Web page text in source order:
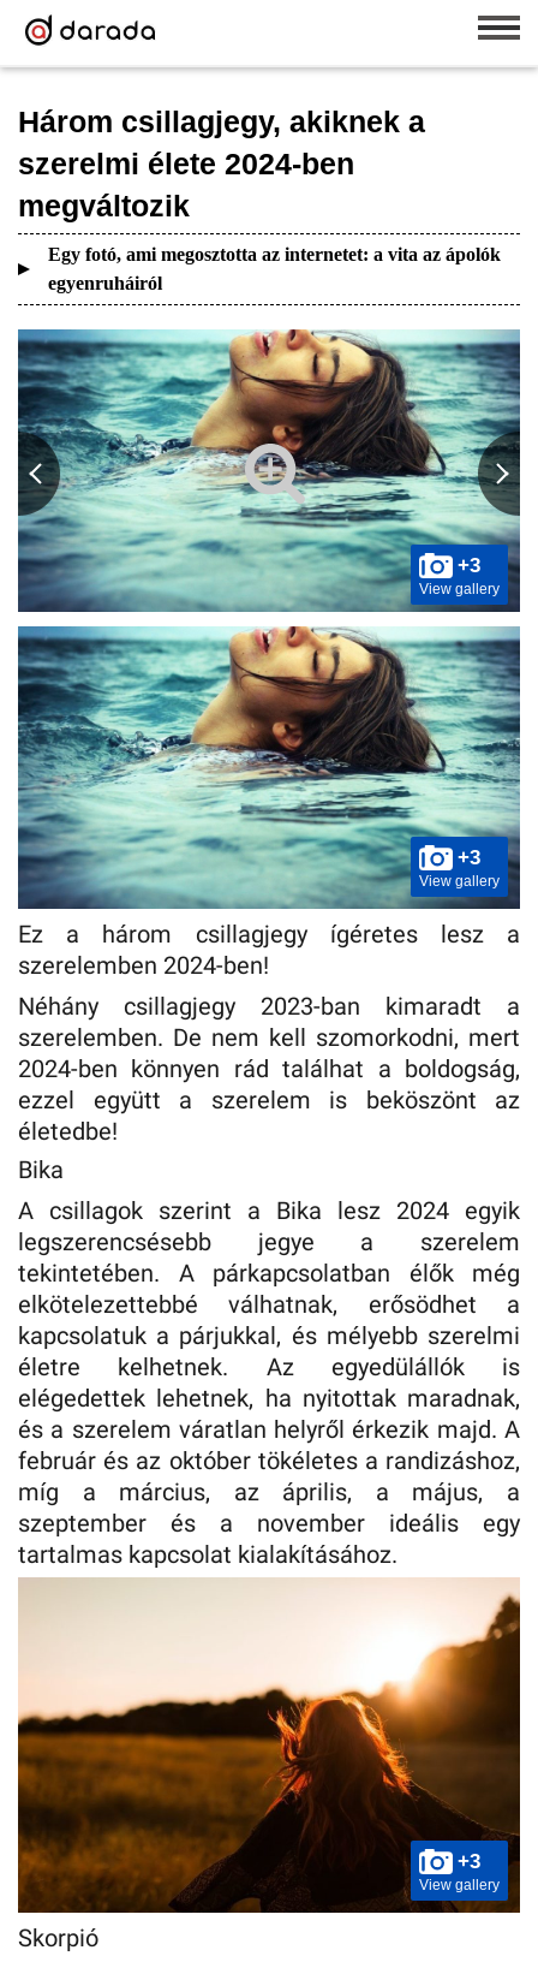
Három csillagjegy, akiknek a
szerelmi élete 2024-ben
megváltozik
Egy fotó, ami megosztotta az internetet: a vita az ápolók
egyenruháiról
+3
View gallery
+3
View gallery
Ez a három csillagjegy ígéretes lesz a
szerelemben 2024-ben!
Néhány csillagjegy 2023-ban kimaradt a
szerelemben. De nem kell szomorkodni, mert
2024-ben könnyen rád találhat a boldogság,
ezzel együtt a szerelem is beköszönt az
életedbe!
Bika
A csillagok szerint a Bika lesz 2024 egyik
legszerencsésebb jegye a szerelem
tekintetében. A párkapcsolatban élők még
elkötelezettebbé válhatnak, erősödhet a
kapcsolatuk a párjukkal, és mélyebb szerelmi
életre kelhetnek. Az egyedülállók is
elégedettek lehetnek, ha nyitottak maradnak,
és a szerelem váratlan helyről érkezik majd. A
február és az október tökéletes a randizáshoz,
míg a március, az április, a május, a
szeptember és a november ideális egy
tartalmas kapcsolat kialakításához.
+3
View gallery
Skorpió